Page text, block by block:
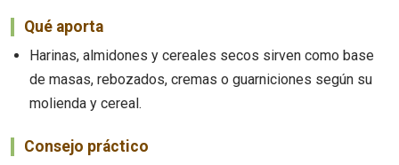
Qué aporta
Harinas, almidones y cereales secos sirven como base
de masas, rebozados, cremas o guarniciones según su
molienda y cereal.
Consejo práctico